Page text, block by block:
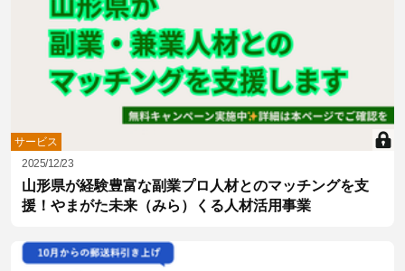
サービス
2025/12/23
山形県が経験豊富な副業プロ人材とのマッチングを支
援！やまがた未来（みら）くる人材活用事業